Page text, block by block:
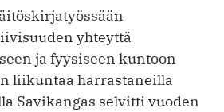
yhteyttä
ja fyysiseen kuntoon
liikuntaa harrastaneilla
Savikangas selvitti vuoden